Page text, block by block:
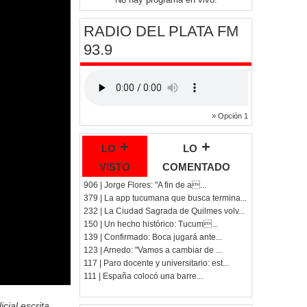
RADIO DEL PLATA FM
93.9
» Opción 1
lo +
visto
lo +
comentado
906 | Jorge Flores: "A fin de a...
379 | La app tucumana que busca termina...
232 | La Ciudad Sagrada de Quilmes volv...
150 | Un hecho histórico: Tucum...
139 | Confirmado: Boca jugará ante...
123 | Arnedo: "Vamos a cambiar de ...
117 | Paro docente y universitario: est...
111 | España colocó una barre...